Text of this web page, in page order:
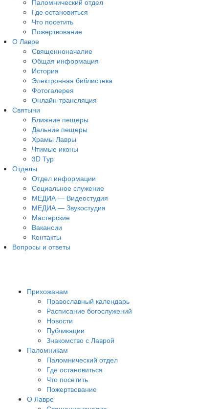
Паломнический отдел
Где остановиться
Что посетить
Пожертвование
О Лавре
Священноначалие
Общая информация
История
Электронная библиотека
Фотогалерея
Онлайн-трансляция
Святыни
Ближние пещеры
Дальние пещеры
Храмы Лавры
Чтимые иконы
3D Тур
Отделы
Отдел информации
Социальное служение
МЕДИА — Видеостудия
МЕДИА — Звукостудия
Мастерские
Вакансии
Контакты
Вопросы и ответы
Прихожанам
Православный календарь
Расписание богослужений
Новости
Публикации
Знакомство с Лаврой
Паломникам
Паломнический отдел
Где остановиться
Что посетить
Пожертвование
О Лавре